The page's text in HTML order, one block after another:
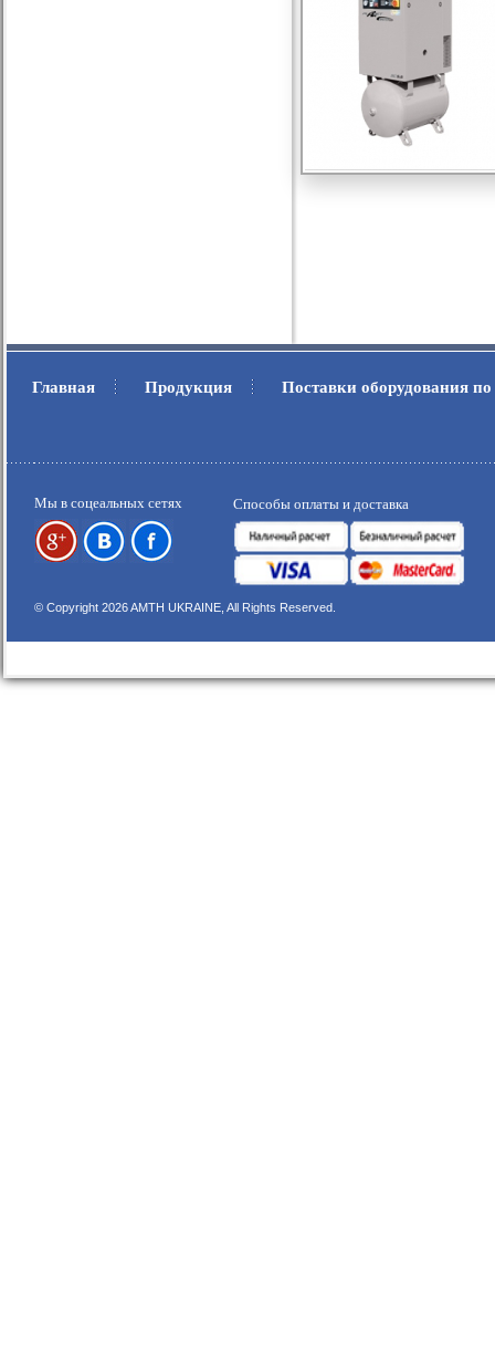
Главная . Продукция . Поставки оборудования
Мы в соцеальных сетях Способы оплаты и доставка
© Copyright 2026 AMTH UKRAINE, All Rights Reserved.